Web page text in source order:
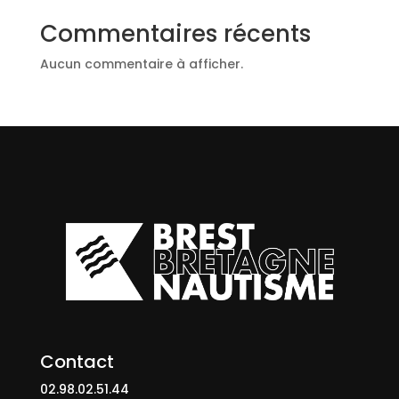
Commentaires récents
Aucun commentaire à afficher.
Contact
02.98.02.51.44